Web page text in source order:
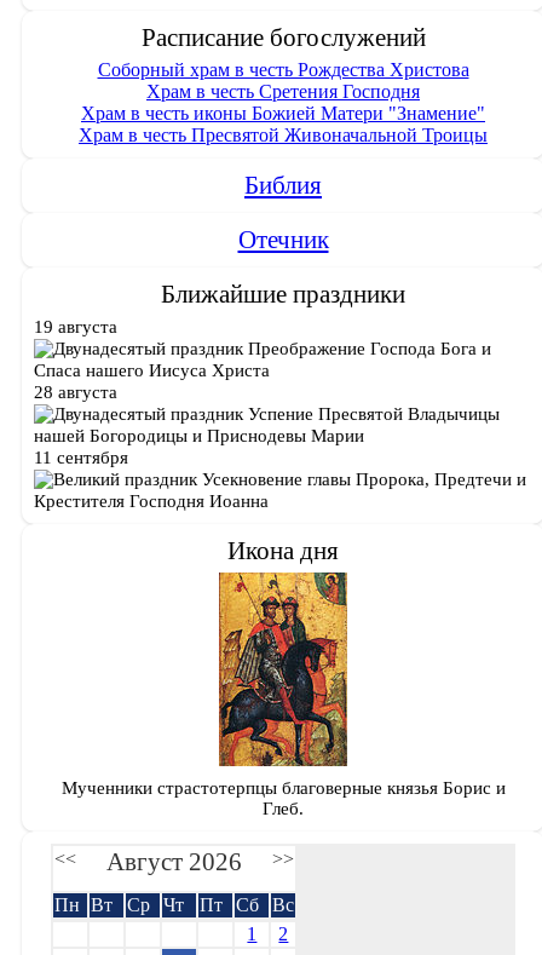
Расписание богослужений
Соборный храм в честь Рождества Христова
Храм в честь Сретения Господня
Храм в честь иконы Божией Матери "Знамение"
Храм в честь Пресвятой Живоначальной Троицы
Библия
Отечник
Ближайшие праздники
19 августа
Преображение Господа Бога и
Спаса нашего Иисуса Христа
28 августа
Успение Пресвятой Владычицы
нашей Богородицы и Приснодевы Марии
11 сентября
Усекновение главы Пророка, Предтечи и
Крестителя Господня Иоанна
Икона дня
Мученники страстотерпцы благоверные князья Борис и
Глеб.
<< Август 2026 >>
Пн Вт Ср Чт Пт Сб
Вс
1
2